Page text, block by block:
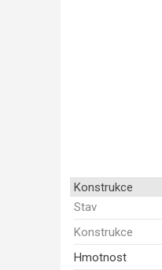
Konstrukce
Stav
Konstrukce
Hmotnost